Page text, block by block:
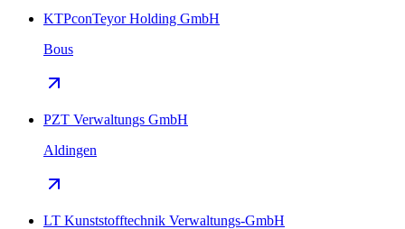
KTPconTeyor Holding GmbH
Bous
PZT Verwaltungs GmbH
Aldingen
LT Kunststofftechnik Verwaltungs-GmbH